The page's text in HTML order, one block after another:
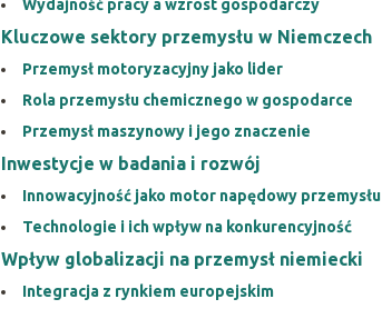
Wydajność pracy a wzrost gospodarczy
Kluczowe sektory przemysłu w Niemczech
Przemysł motoryzacyjny jako lider
Rola przemysłu chemicznego w gospodarce
Przemysł maszynowy i jego znaczenie
Inwestycje w badania i rozwój
Innowacyjność jako motor napędowy przemysłu
Technologie i ich wpływ na konkurencyjność
Wpływ globalizacji na przemysł niemiecki
Integracja z rynkiem europejskim